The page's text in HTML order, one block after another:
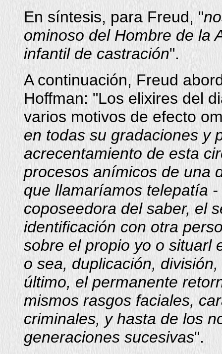
En síntesis, para Freud, "
ominoso del Hombre de la
infantil de castración".
A continuación, Freud
Hoffman: "Los elixires del
varios motivos de efecto
en todas su gradaciones y
acrecentamiento de esta
procesos anímicos de una
que llamaríamos telepatía
coposeedora del saber, el
identificación con otra
sobre el propio yo o situarl
o sea, duplicación,
último, el permanente
mismos rasgos faciales,
criminales, y hasta de los
generaciones sucesivas".